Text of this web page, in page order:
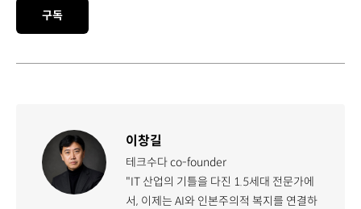
구독
이창길
테크수다 co-founder
"IT 산업의 기틀을 다진 1.5세대 전문가에
서, 이제는 AI와 인본주의적 복지를 연결하